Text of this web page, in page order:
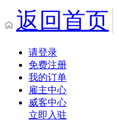
返回首页
请登录
免费注册
我的订单
雇主中心
威客中心
立即入驻